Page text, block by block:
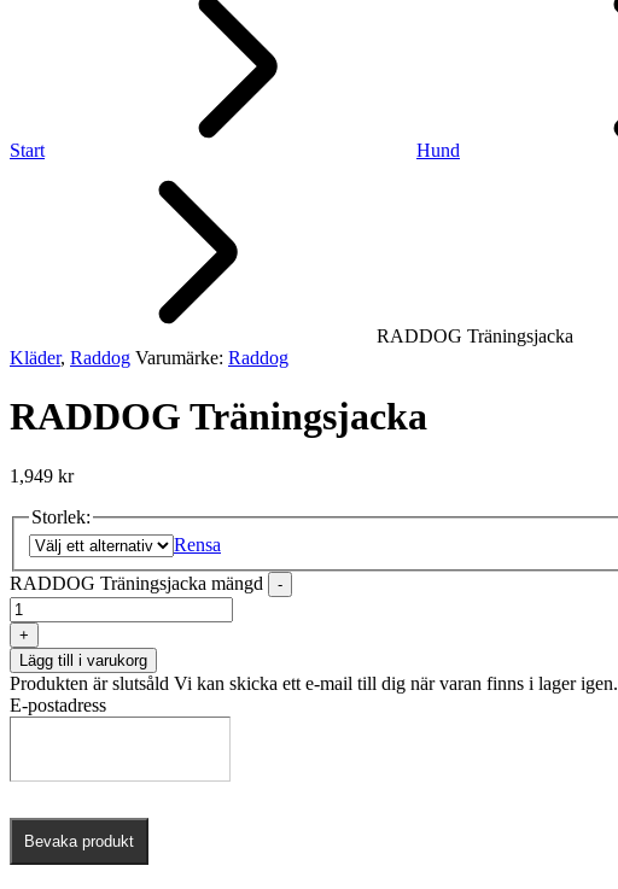
Start Hund
RADDOG Träningsjacka
Kläder, Raddog Varumärke: Raddog
RADDOG Träningsjacka
1,949 kr
Storlek:
Rensa
RADDOG Träningsjacka mängd
-
+
Lägg till i varukorg
Produkten är slutsåld Vi kan skicka ett e-mail till dig när varan finns i lager igen.
E-postadress
Bevaka produkt